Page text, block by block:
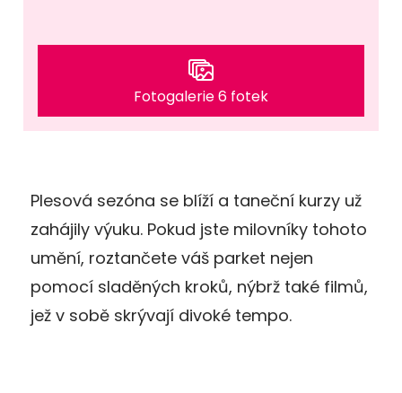
Fotogalerie 6 fotek
Plesová sezóna se blíží a taneční kurzy už
zahájily výuku. Pokud jste milovníky tohoto
umění, roztančete váš parket nejen
pomocí sladěných kroků, nýbrž také filmů,
jež v sobě skrývají divoké tempo.